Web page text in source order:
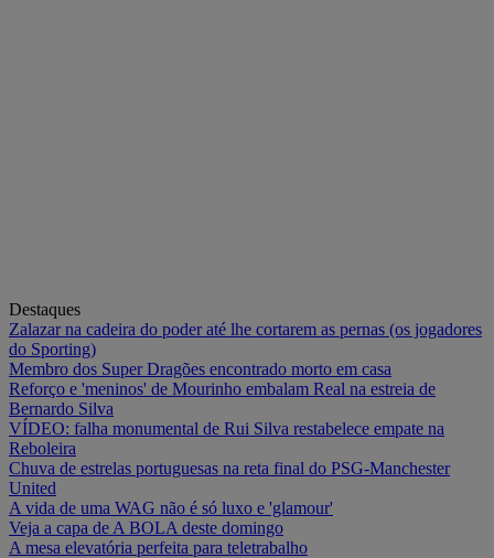
Destaques
Zalazar na cadeira do poder até lhe cortarem as pernas (os jogadores
do Sporting)
Membro dos Super Dragões encontrado morto em casa
Reforço e 'meninos' de Mourinho embalam Real na estreia de
Bernardo Silva
VÍDEO: falha monumental de Rui Silva restabelece empate na
Reboleira
Chuva de estrelas portuguesas na reta final do PSG-Manchester
United
A vida de uma WAG não é só luxo e 'glamour'
Veja a capa de A BOLA deste domingo
A mesa elevatória perfeita para teletrabalho